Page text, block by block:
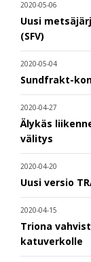
2020-05-06
Uusi
(SFV)
2020-05-04
Sundfrakt-
2020-04-27
Älykäs
välitys
2020-04-20
Uusi versio
2020-04-15
Triona
katuverkolle